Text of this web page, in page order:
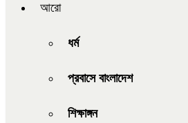
আরো
ধর্ম
প্রবাসে বাংলাদেশ
শিক্ষাঙ্গন